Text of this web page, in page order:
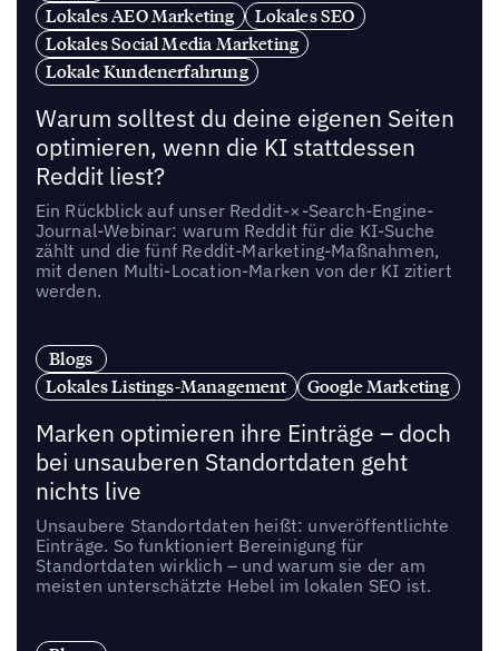
Lokales AEO Marketing
Lokales SEO
Lokales Social Media Marketing
Lokale Kundenerfahrung
Warum solltest du deine eigenen Seiten
optimieren, wenn die KI stattdessen
Reddit liest?
Ein Rückblick auf unser Reddit-×-Search-Engine-
Journal-Webinar: warum Reddit für die KI-Suche
zählt und die fünf Reddit-Marketing-Maßnahmen,
mit denen Multi-Location-Marken von der KI zitiert
werden.
Blogs
Lokales Listings-Management
Google Marketing
Marken optimieren ihre Einträge – doch
bei unsauberen Standortdaten geht
nichts live
Unsaubere Standortdaten heißt: unveröffentlichte
Einträge. So funktioniert Bereinigung für
Standortdaten wirklich – und warum sie der am
meisten unterschätzte Hebel im lokalen SEO ist.